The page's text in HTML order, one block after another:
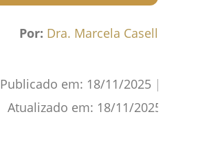
Por: Dra. Marcela Caselli
Publicado em: 18/11/2025 |
Atualizado em: 18/11/2025